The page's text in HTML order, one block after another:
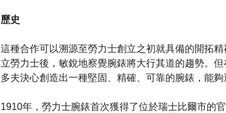
歷史
這種合作可以溯源至勞力士創立之初就具備的開拓
立勞力士後，敏銳地察覺腕錶將大行其道的趨勢。
多夫決心創造出一種堅固、精確、可靠的腕錶，能夠
1910年，勞力士腕錶首次獲得了位於瑞士比爾市的